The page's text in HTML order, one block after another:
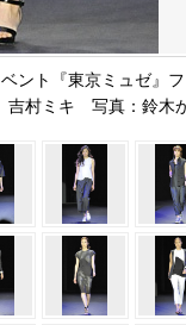
ント『東京ミュゼ』
村ミキ 写真：鈴木か